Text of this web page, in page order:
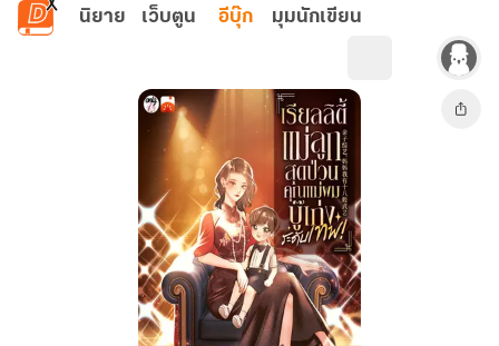
ข้ามไปยังเนื้อหาหลัก
นิยาย เว็บตูน อีบุ๊ก มุมนักเขียน